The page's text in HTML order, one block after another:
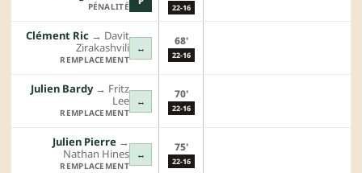
PÉNALITÉ 22-16
↔
Clément Ric →︎ Davit
Zirakashvili
REMPLACEMENT
68'
22-16
↔
Julien Bardy→︎ Fritz
Lee
REMPLACEMENT
70'
22-16
↔
Julien Pierre →︎
Nathan Hines
REMPLACEMENT
75'
22-16